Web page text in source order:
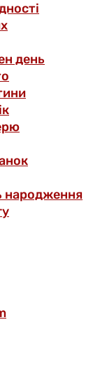
день
народження